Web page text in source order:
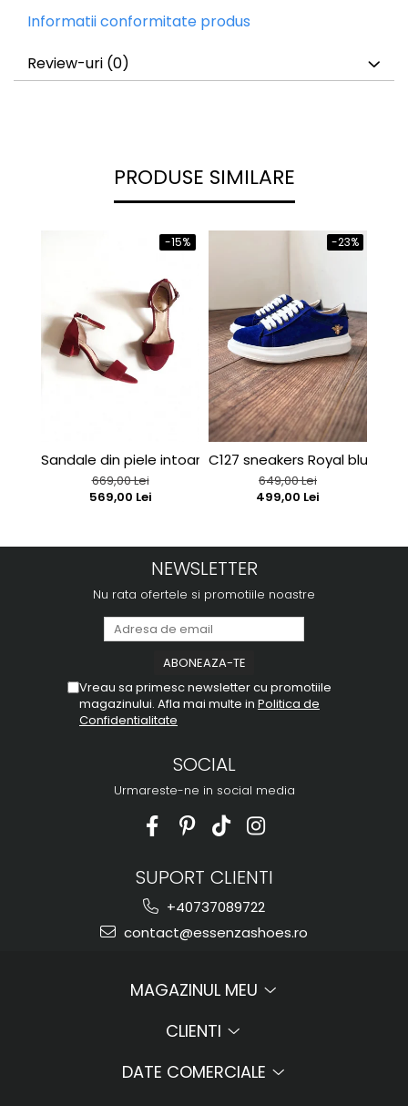
Informatii conformitate produs
Review-uri (0)
PRODUSE SIMILARE
-15%
Sandale din piele intoarsa rosu-burgund
669,00 Lei
569,00 Lei
-23%
C127 sneakers Royal blue
649,00 Lei
499,00 Lei
NEWSLETTER
Nu rata ofertele si promotiile noastre
Vreau sa primesc newsletter cu promotiile
magazinului. Afla mai multe in Politica de
Confidentialitate
SOCIAL
Urmareste-ne in social media
SUPORT CLIENTI
+40737089722
contact@essenzashoes.ro
MAGAZINUL MEU
CLIENTI
DATE COMERCIALE